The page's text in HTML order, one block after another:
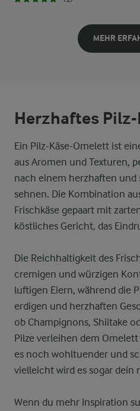
MEHR
Herzhaftes
Ein Pilz-Käse-Omelett ist
aus Aromen und Texturen,
nach einem herzhaften
sehnen. Die Kombination
Frischkäse gepaart mit
köstliches Gericht, das
Die Reichhaltigkeit des
cremigen und würzigen
luftigen Eiern, während die
erdigen und herzhaften
ob Champignons, Shiitake
Pilze verleihen dem
es noch wohltuender und
vielleicht wird es sogar dein
Wenn du mehr Inspiration